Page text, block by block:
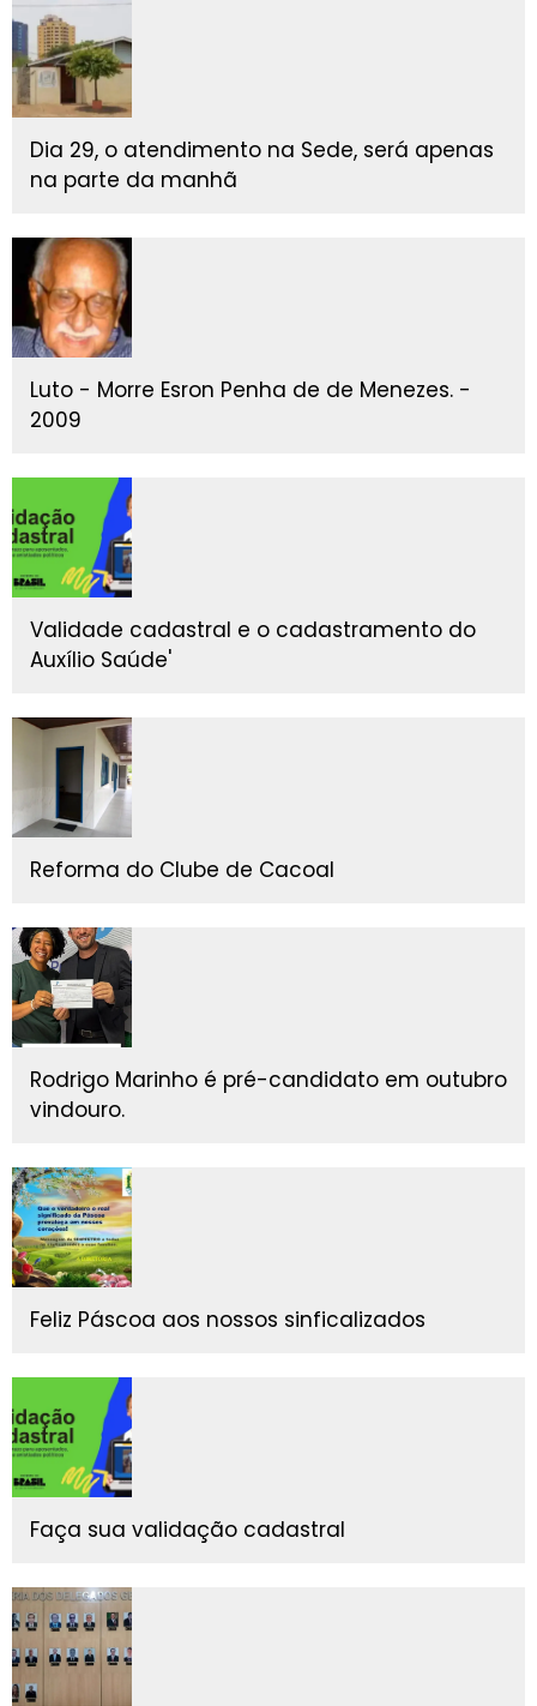
Dia 29, o atendimento na Sede, será apenas
na parte da manhã
Luto - Morre Esron Penha de de Menezes. -
2009
Validade cadastral e o cadastramento do
Auxílio Saúde'
Reforma do Clube de Cacoal
Rodrigo Marinho é pré-candidato em outubro
vindouro.
Feliz Páscoa aos nossos sinficalizados
Faça sua validação cadastral